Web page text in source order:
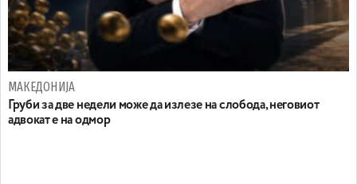
МАКЕДОНИЈА
Груби за две недели може да излезе на слобода, неговиот
адвокат е на одмор